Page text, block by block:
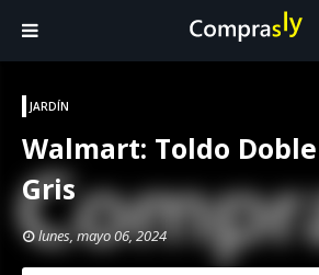
JARDÍN
Walmart: Toldo
Gris
lunes, mayo 06, 2024